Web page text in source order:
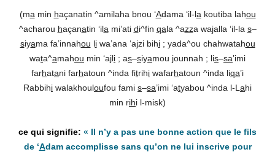
(ma min haçanatin ^amilaha bnou ‘Adama ‘il-la koutiba lahou
^acharou haçanatin ‘ila mi’ati di^fin qala ^azza wajalla ‘il-la s–
siyama fa’innahou liwa’ana ‘ajzi bihi; yada^ou chahwatahou
wata^amahou min ‘ajli ; as–siyamou jounnah ; lis–sa’imi
farhatani farhatoun ^inda fitrihi wafarhatoun ^inda liqa’i
Rabbihi walakhouloufou fami s–sa’imi ‘atyabou ^inda l-L ahi
min rihi l-misk)
« Il n’y a pas une bonne action que le fils
de ‘Adam accomplisse sans qu’on ne lui inscrive pour